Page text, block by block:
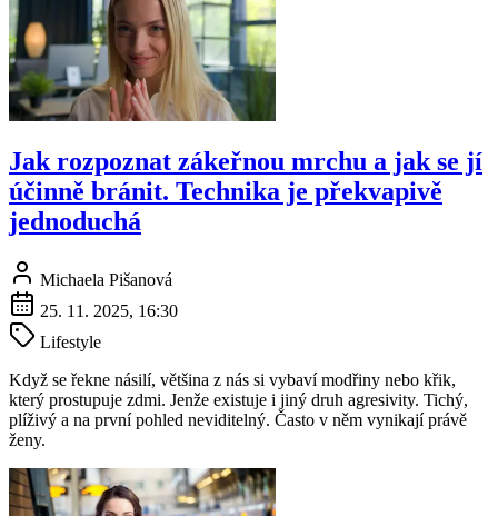
Jak rozpoznat zákeřnou mrchu a jak se jí
účinně bránit. Technika je překvapivě
jednoduchá
Michaela Pišanová
25. 11. 2025, 16:30
Lifestyle
Když se řekne násilí, většina z nás si vybaví modřiny nebo křik,
který prostupuje zdmi. Jenže existuje i jiný druh agresivity. Tichý,
plíživý a na první pohled neviditelný. Často v něm vynikají právě
ženy.